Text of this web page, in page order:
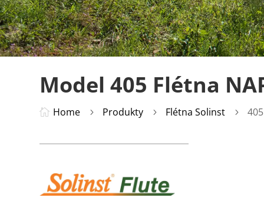
Model 405 Flétna
 Home 5 Produkty 5 Flétna Solinst 5